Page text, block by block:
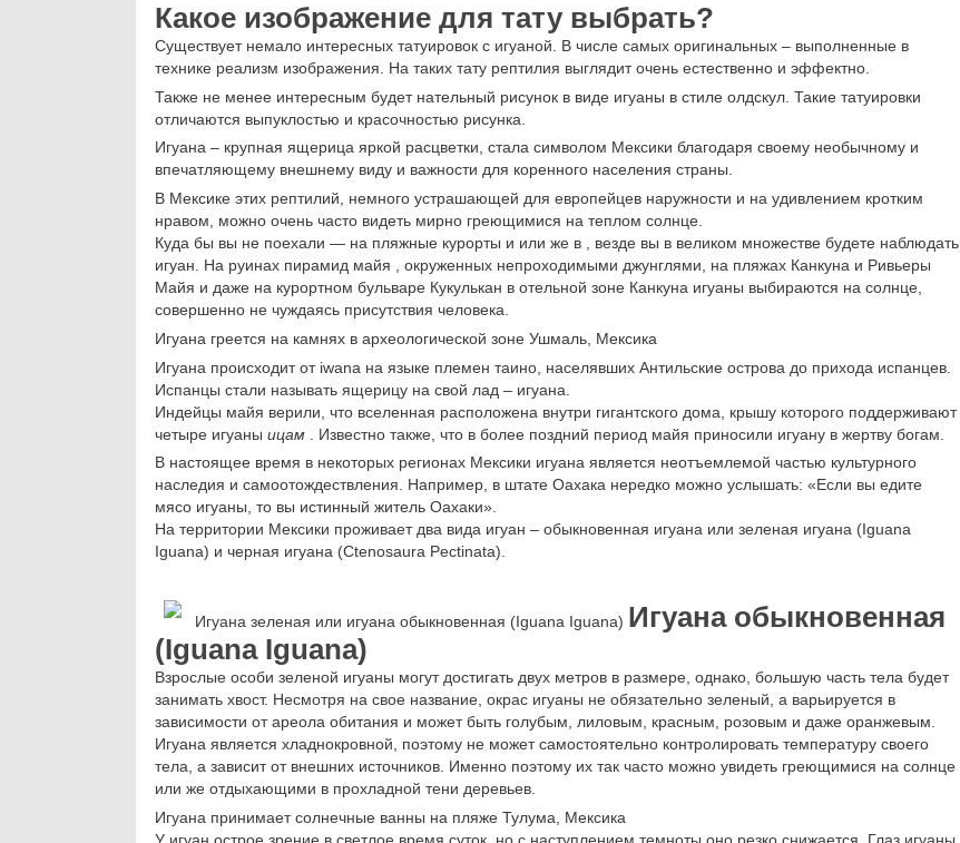
Какое изображение для тату выбрать?
Существует немало интересных татуировок с игуаной. В числе самых оригинальных – выполненные в
технике реализм изображения. На таких тату рептилия выглядит очень естественно и эффектно.
Также не менее интересным будет нательный рисунок в виде игуаны в стиле олдскул. Такие татуировки
отличаются выпуклостью и красочностью рисунка.
Игуана – крупная ящерица яркой расцветки, стала символом Мексики благодаря своему необычному и
впечатляющему внешнему виду и важности для коренного населения страны.
В Мексике этих рептилий, немного устрашающей для европейцев наружности и на удивлением кротким
нравом, можно очень часто видеть мирно греющимися на теплом солнце.
Куда бы вы не поехали — на пляжные курорты и или же в , везде вы в великом множестве будете наблюдать
игуан. На руинах пирамид майя , окруженных непроходимыми джунглями, на пляжах Канкуна и Ривьеры
Майя и даже на курортном бульваре Кукулькан в отельной зоне Канкуна игуаны выбираются на солнце,
совершенно не чуждаясь присутствия человека.
Игуана греется на камнях в археологической зоне Ушмаль, Мексика
Игуана происходит от iwana на языке племен таино, населявших Антильские острова до прихода испанцев.
Испанцы стали называть ящерицу на свой лад – игуана.
Индейцы майя верили, что вселенная расположена внутри гигантского дома, крышу которого поддерживают
четыре игуаны ицам
. Известно также, что в более поздний период майя приносили игуану в жертву богам.
В настоящее время в некоторых регионах Мексики игуана является неотъемлемой частью культурного
наследия и самоотождествления. Например, в штате Оахака нередко можно услышать: «Если вы едите
мясо игуаны, то вы истинный житель Оахаки».
На территории Мексики проживает два вида игуан – обыкновенная игуана или зеленая игуана (Iguana
Iguana) и черная игуана (Ctenosaura Pectinata).
Игуана зеленая или игуана обыкновенная (Iguana Iguana) Игуана обыкновенная
(Iguana Iguana)
Взрослые особи зеленой игуаны могут достигать двух метров в размере, однако, большую часть тела будет
занимать хвост. Несмотря на свое название, окрас игуаны не обязательно зеленый, а варьируется в
зависимости от ареола обитания и может быть голубым, лиловым, красным, розовым и даже оранжевым.
Игуана является хладнокровной, поэтому не может самостоятельно контролировать температуру своего
тела, а зависит от внешних источников. Именно поэтому их так часто можно увидеть греющимися на солнце
или же отдыхающими в прохладной тени деревьев.
Игуана принимает солнечные ванны на пляже Тулума, Мексика
У игуан острое зрение в светлое время суток, но с наступлением темноты оно резко снижается. Глаз игуаны